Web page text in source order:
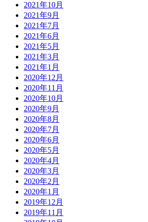
2021年10月
2021年9月
2021年7月
2021年6月
2021年5月
2021年3月
2021年1月
2020年12月
2020年11月
2020年10月
2020年9月
2020年8月
2020年7月
2020年6月
2020年5月
2020年4月
2020年3月
2020年2月
2020年1月
2019年12月
2019年11月